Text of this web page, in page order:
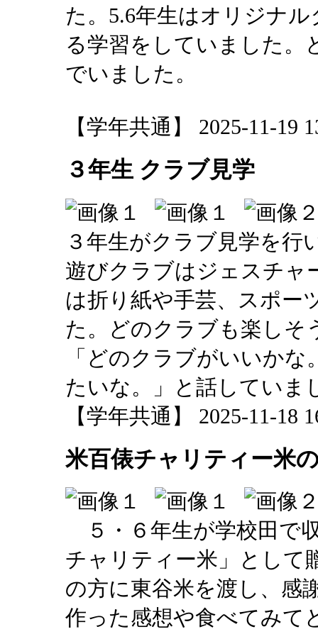
た。5.6年生はオリジナ
る学習をしていました。
でいました。
【学年共通】 2025-11-19
３年生 クラブ見学
３年生がクラブ見学を行
遊びクラブはジェスチャ
は折り紙や手芸、スポー
た。どのクラブも楽しそ
「どのクラブがいいか
たいな。」と話していま
【学年共通】 2025-11-18
米百俵チャリティー米
５・６年生が学校田で
チャリティー米」として
の方に東谷米を渡し、感
作った感想や食べてみて